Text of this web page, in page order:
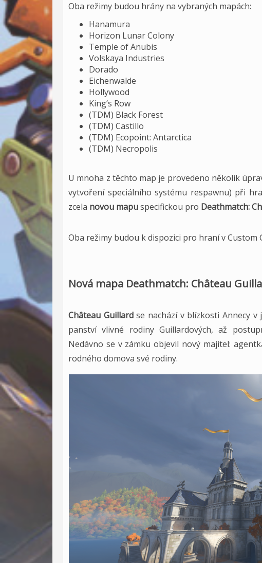
Oba režimy budou hrány na vybraných mapách:
Hanamura
Horizon Lunar Colony
Temple of Anubis
Volskaya Industries
Dorado
Eichenwalde
Hollywood
King’s Row
(TDM) Black Forest
(TDM) Castillo
(TDM) Ecopoint: Antarctica
(TDM) Necropolis
U mnoha z těchto map je provedeno několik
vytvoření speciálního systému respawnu) při
zcela novou mapuspecifickou pro Deathmatch:
Oba režimy budou k dispozici pro hraní v Custom
Nová mapa Deathmatch: Château
Château Guillardse nachází v blízkosti Annecy v
panství vlivné rodiny Guillardových, až
Nedávno se v zámku objevil nový majitel:
rodného domova své rodiny.